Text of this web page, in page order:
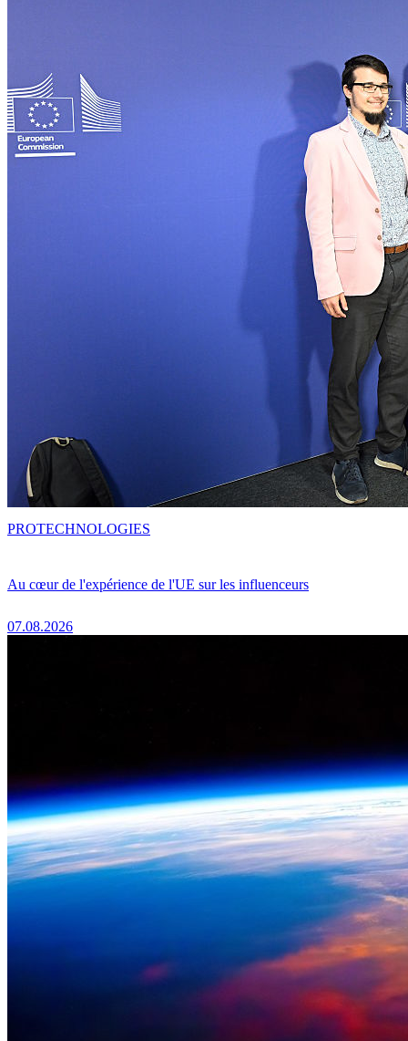
Au cœur de l'expérience de l'UE sur les influenceurs
07.08.2026
PROTECHNOLOGIES